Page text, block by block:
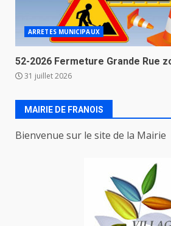
ARRETES MUNICIPAUX
52-2026 Fermeture Grande Rue
31 juillet 2026
MAIRIE DE FRANOIS
Bienvenue sur le site de la Mairie